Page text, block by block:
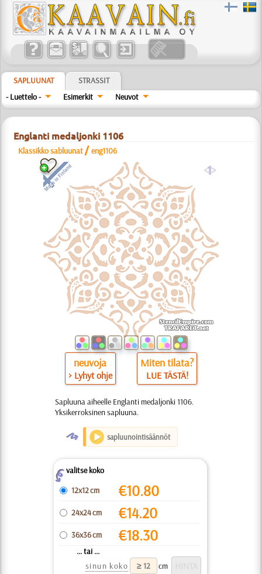
SAPLUUNAT
STRASSIT
- Luettelo -
Esimerkit Neuvot
Englanti medaljonki 1106
Klassikko sabluunat /eng1106
a
neuvoja
> Lyhyt ohje
Miten tilata?
LUE TÄSTÄ!
Sapluuna aiheelle Englanti medaljonki 1106.
Yksikerroksinen sapluuna.
O sapluunointisäännöt
Zvalitse koko
12x12 cm
€10.80
24x24 cm €14.20
36x36 cm €18.30
... tai ...
sinun koko
cm